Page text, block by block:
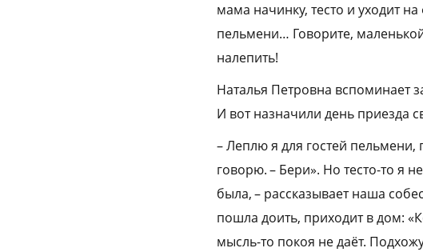
мама начинку, тесто и уходит
пельмени… Говорите,
налепить!
Наталья Петровна вспоминает
И вот назначили день приезда
– Леплю я для гостей пельмени,
говорю. – Бери». Но тесто-то я
была, – рассказывает наша
пошла доить, приходит в дом:
мысль-то покоя не даёт.